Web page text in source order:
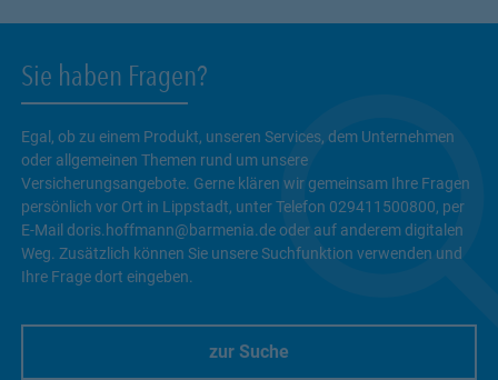
Sie haben Fragen?
Egal, ob zu einem Produkt, unseren Services, dem Unternehmen
oder allgemeinen Themen rund um unsere
Versicherungsangebote. Gerne klären wir gemeinsam Ihre Fragen
persönlich vor Ort in Lippstadt, unter Telefon 029411500800, per
E-Mail doris.hoffmann@barmenia.de oder auf anderem digitalen
Weg. Zusätzlich können Sie unsere Suchfunktion verwenden und
Ihre Frage dort eingeben.
zur Suche